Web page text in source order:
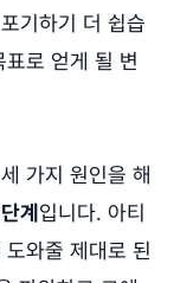
기하기 더 쉽습
로 얻게 될 변
가지 원인을 해
계 입니다. 아티
와줄 제대로 된